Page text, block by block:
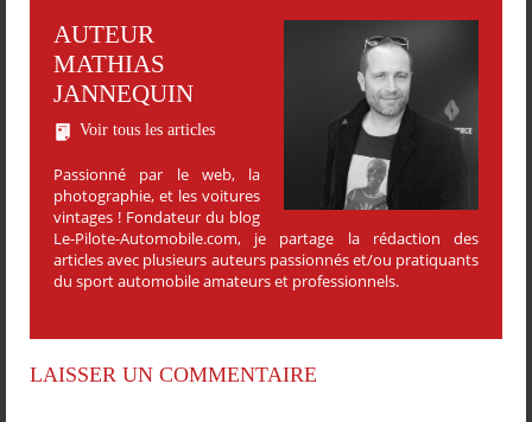
AUTEUR
MATHIAS
JANNEQUIN
Voir tous les articles
Passionné par le web, la
photographie, et les voitures
vintages ! Fondateur du blog
Le-Pilote-Automobile.com, je partage la rédaction des
articles avec plusieurs auteurs passionnés et/ou pratiquants
du sport automobile amateurs et professionnels.
LAISSER UN COMMENTAIRE